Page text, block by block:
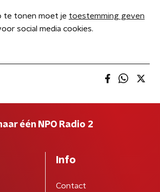
te tonen moet je toestemming geven
social media cookies.
één NPO Radio 2
Info
Contact